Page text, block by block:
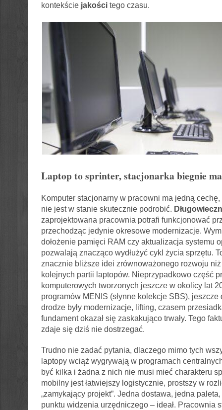
kontekście jakościtego czasu.
Laptop to sprinter, stacjonarka biegnie
Komputer stacjonarny w pracowni ma jedną
nie jest w stanie skutecznie podrobić.
zaprojektowana pracownia potrafi funkcjonować
przechodząc jedynie okresowe modernizacje.
dołożenie pamięci RAM czy aktualizacja systemu
pozwalają znacząco wydłużyć cykl życia sprzętu.
znacznie bliższe idei zrównoważonego rozwoju
kolejnych partii laptopów. Nieprzypadkowo część
komputerowych tworzonych jeszcze w okolicy lat
programów MENIS (słynne kolekcje SBS), jeszcze
drodze były modernizacje, lifting, czasem
fundament okazał się zaskakująco trwały. Tego
zdaje się dziś nie dostrzegać.
Trudno nie zadać pytania, dlaczego mimo tych
laptopy wciąż wygrywają w programach
być kilka i żadna z nich nie musi mieć charakteru
mobilny jest łatwiejszy logistycznie, prostszy w
„zamykający projekt”. Jedna dostawa, jedna
punktu widzenia urzędniczego – ideał. Pracownia